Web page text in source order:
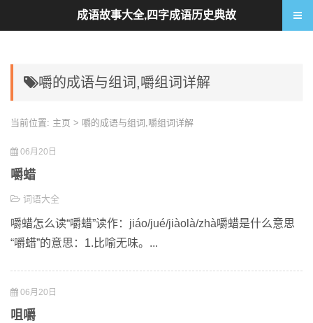
嚼的成语与组词,嚼组词详解
当前位置: 主页 > 嚼的成语与组词,嚼组词详解
06月20日
嚼蜡
词语大全
嚼蜡怎么读“嚼蜡”读作：jiáo/jué/jiàolà/zhà嚼蜡是什么意思
“嚼蜡”的意思：1.比喻无味。...
06月20日
咀嚼
成语故事大全,四字成语历史典故